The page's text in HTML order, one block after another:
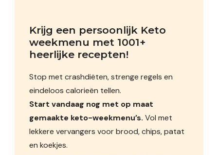
Krijg een persoonlijk Keto
weekmenu met 1001+
heerlijke recepten!
Stop met crashdiëten, strenge regels en
eindeloos calorieën tellen.
Start vandaag nog met op maat
gemaakte keto-weekmenu’s. Vol met
lekkere vervangers voor brood, chips, patat
en koekjes.